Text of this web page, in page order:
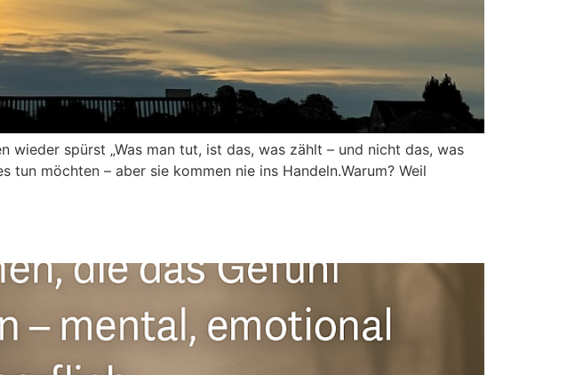
wieder spürst „Was man tut, ist das, was zählt – und nicht das, was
tun möchten – aber sie kommen nie ins Handeln.Warum? Weil